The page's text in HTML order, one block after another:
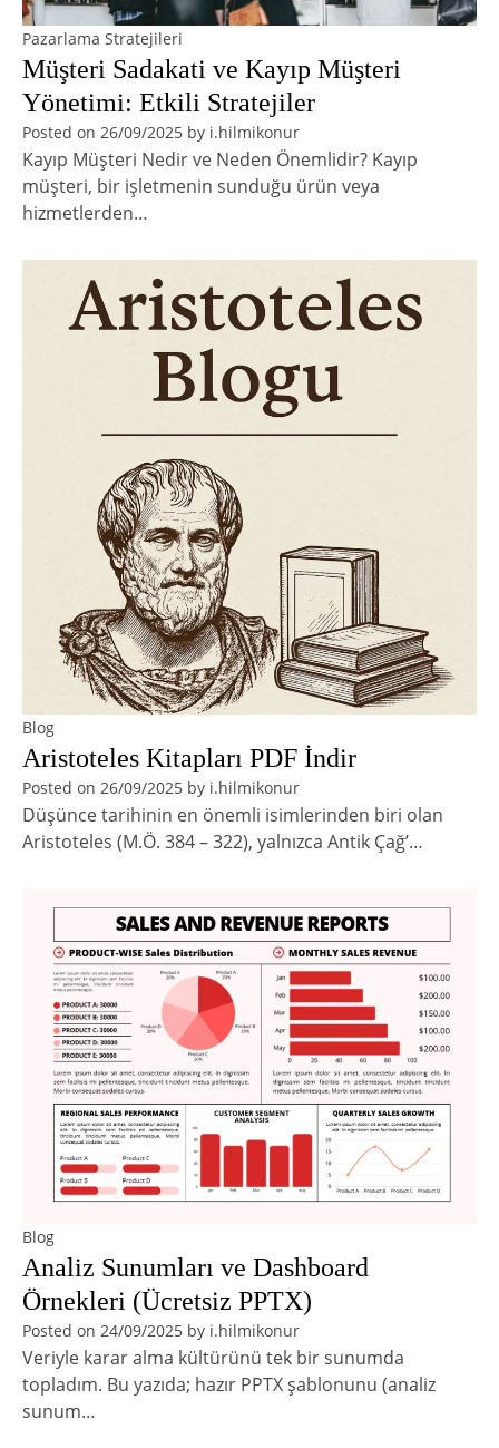
Pazarlama Stratejileri
Müşteri Sadakati ve Kayıp Müşteri
Yönetimi: Etkili Stratejiler
Posted on 26/09/2025 by i.hilmikonur
Kayıp Müşteri Nedir ve Neden Önemlidir? Kayıp
müşteri, bir işletmenin sunduğu ürün veya
hizmetlerden…
Blog
Aristoteles Kitapları PDF İndir
Posted on 26/09/2025 by i.hilmikonur
Düşünce tarihinin en önemli isimlerinden biri olan
Aristoteles (M.Ö. 384 – 322), yalnızca Antik Çağ’…
Blog
Analiz Sunumları ve Dashboard
Örnekleri (Ücretsiz PPTX)
Posted on 24/09/2025 by i.hilmikonur
Veriyle karar alma kültürünü tek bir sunumda
topladım. Bu yazıda; hazır PPTX şablonunu (analiz
sunum…